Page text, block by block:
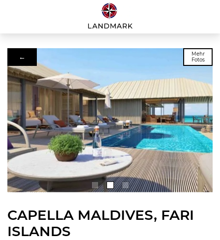
←
Mehr
Fotos
CAPELLA MALDIVES, FARI
ISLANDS